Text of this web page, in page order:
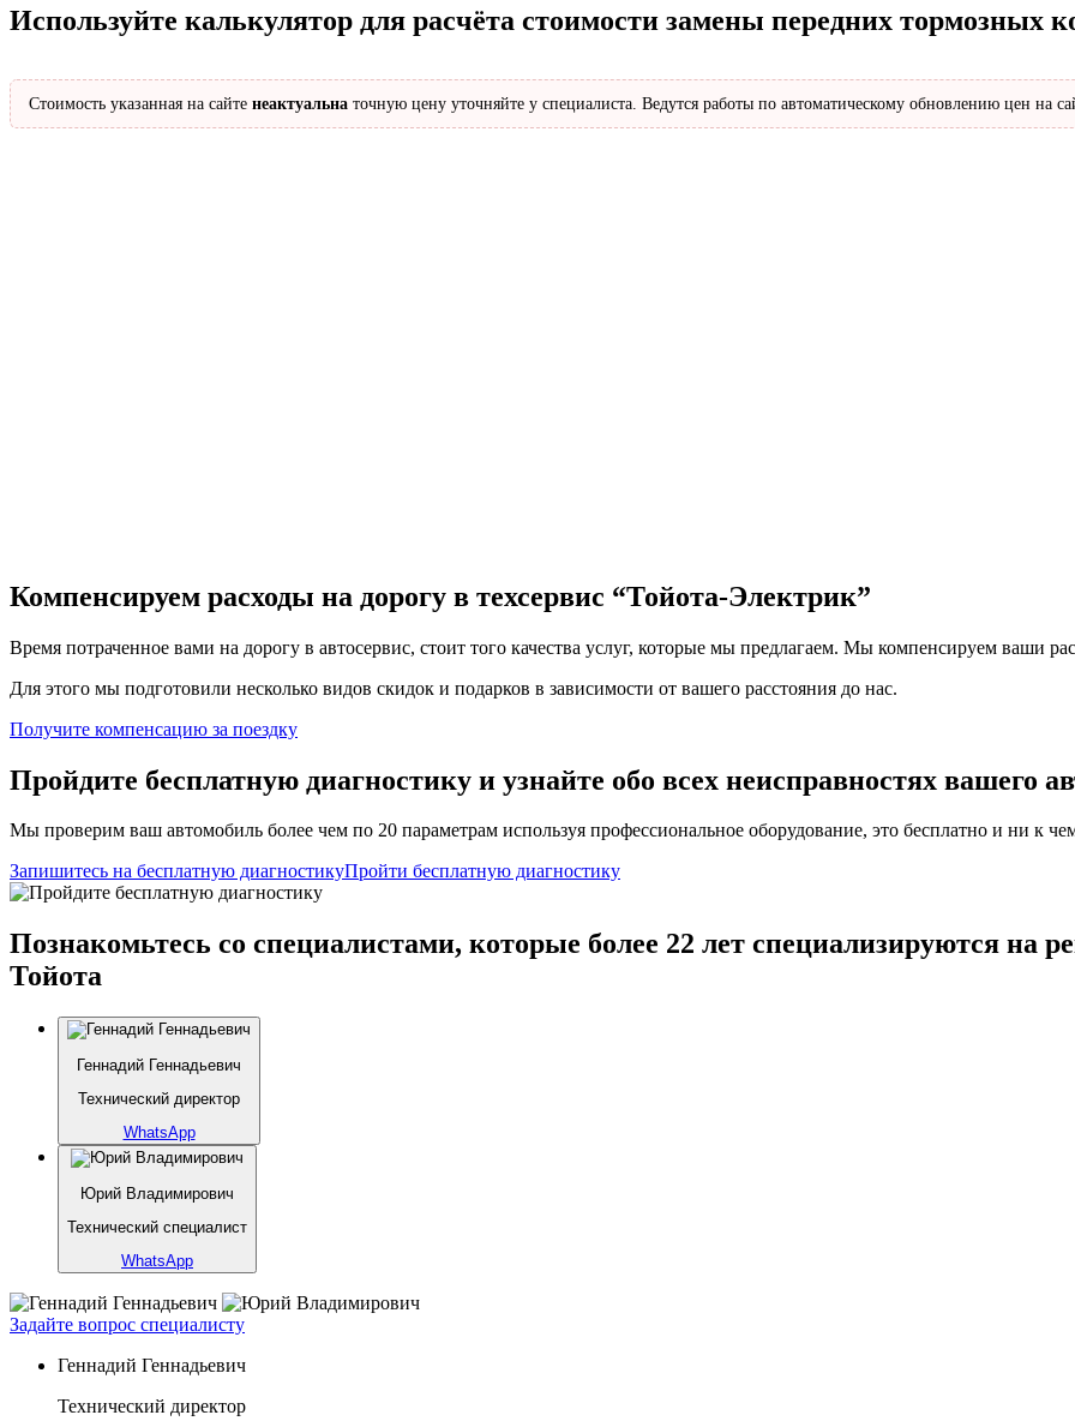
Используйте калькулятор для расчёта стоимости замены передних тормозных
Стоимость указанная на сайте неактуальна точную цену уточняйте у специалиста. Ведутся работы по автоматическому обновлению цен на
Компенсируем расходы на дорогу в техсервис “Тойота-Электрик”
Время потраченное вами на дорогу в автосервис, стоит того качества услуг, которые мы предлагаем. Мы компенсируем ваши
Для этого мы подготовили несколько видов скидок и подарков в зависимости от вашего расстояния до нас.
Получите компенсацию за поездку
Пройдите бесплатную диагностику и узнайте обо всех неисправностях вашего
Мы проверим ваш автомобиль более чем по 20 параметрам используя профессиональное оборудование, это бесплатно и ни к
Запишитесь на бесплатную диагностикуПройти бесплатную диагностику
Познакомьтесь со специалистами, которые более 22 лет специализируются на
Тойота
Геннадий Геннадьевич
Технический директор
WhatsApp
Юрий Владимирович
Технический специалист
WhatsApp
Задайте вопрос специалисту
Геннадий Геннадьевич
Технический директор